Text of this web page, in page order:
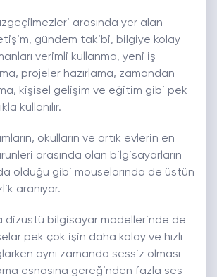
arasında yer alan
gündem takibi, bilgiye kolay
verimli kullanma, yeni iş
projeler hazırlama, zamandan
kişisel gelişim ve eğitim gibi pek
kullanılır.
okulların ve artık evlerin en
arasında olan bilgisayarların
olduğu gibi mouselarında de üstün
aranıyor.
dizüstü bilgisayar modellerinde de
pek çok işin daha kolay ve hızlı
aynı zamanda sessiz olması
esnasına gereğinden fazla ses